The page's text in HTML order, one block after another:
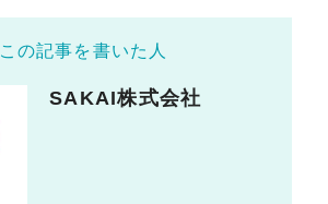
この記事を書いた人
SAKAI株式会社